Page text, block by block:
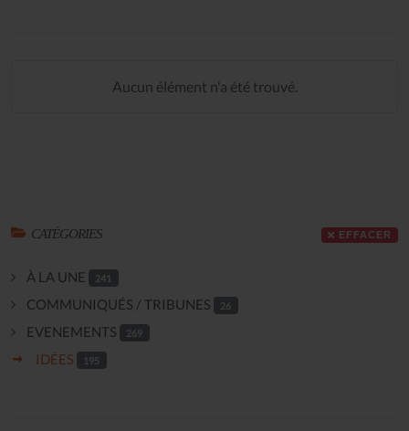
Aucun élément n'a été trouvé.
CATÉGORIES EFFACER
À LA UNE 241
COMMUNIQUÉS / TRIBUNES 26
EVENEMENTS 269
IDÉES 195